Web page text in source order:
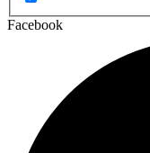
Facebook